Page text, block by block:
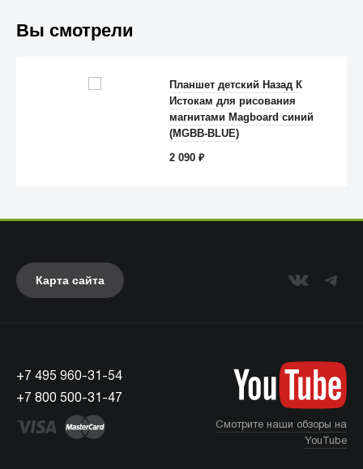
Anker
Вы смотрели
Планшет детский Назад К
Истокам для рисования
магнитами Magboard синий
(MGBB-BLUE)
2 090₽
Карта сайта
+7 495 960-31-54
+7 800 500-31-47
Смотрите наши обзоры на
YouTube